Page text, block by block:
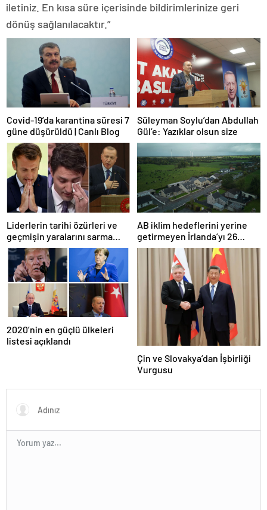
iletiniz. En kısa süre içerisinde bildirimlerinize geri
dönüş sağlanılacaktır.”
Covid-19’da karantina süresi 7
güne düşürüldü | Canlı Blog
Süleyman Soylu’dan Abdullah
Gül’e: Yazıklar olsun size
Liderlerin tarihi özürleri ve
geçmişin yaralarını sarma
çabaları
AB iklim hedeflerini yerine
getirmeyen İrlanda’yı 26
milyar euroluk ceza bekliyor
2020’nin en güçlü ülkeleri
listesi açıklandı
Çin ve Slovakya’dan İşbirliği
Vurgusu